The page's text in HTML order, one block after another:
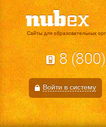
Сайты для образовательных
8
Войти в систему